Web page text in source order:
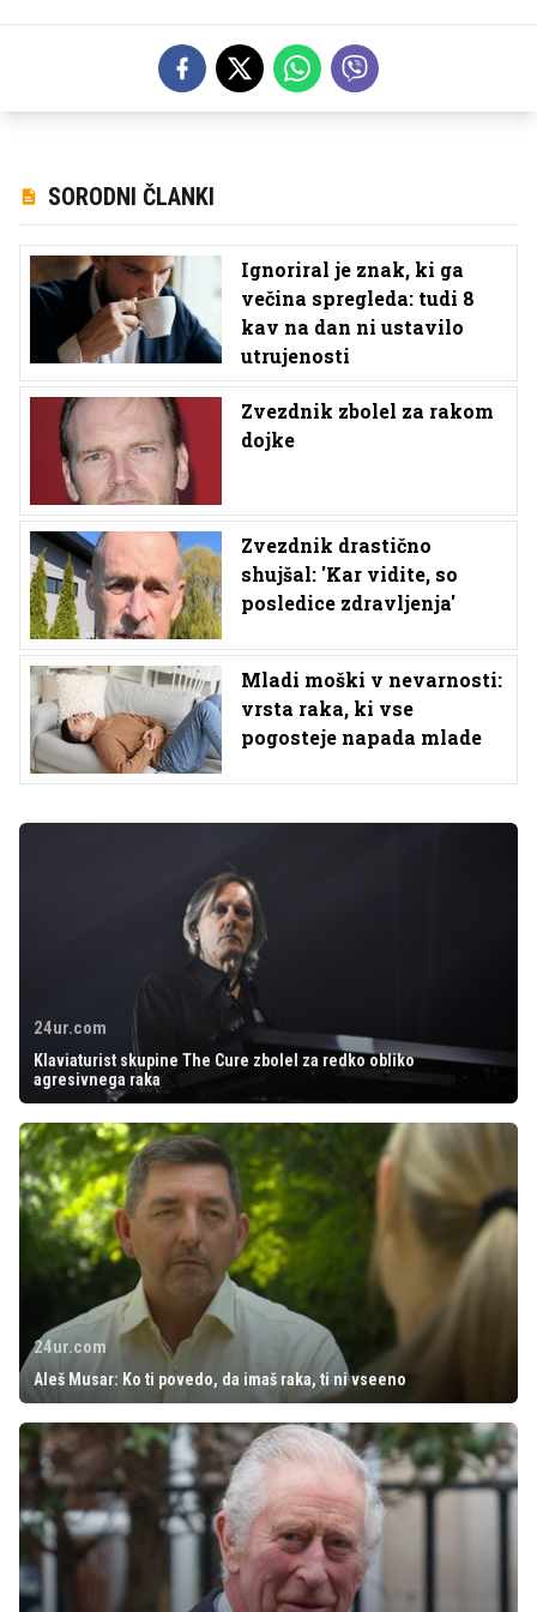
SORODNI ČLANKI
Ignoriral je znak, ki ga
večina spregleda: tudi 8
kav na dan ni ustavilo
utrujenosti
Zvezdnik zbolel za rakom
dojke
Zvezdnik drastično
shujšal: 'Kar vidite, so
posledice zdravljenja'
Mladi moški v nevarnosti:
vrsta raka, ki vse
pogosteje napada mlade
24ur.com
Klaviaturist skupine The Cure zbolel za redko obliko
agresivnega raka
24ur.com
Aleš Musar: Ko ti povedo, da imaš raka, ti ni vseeno